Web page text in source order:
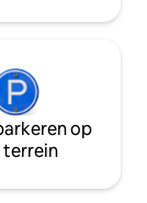
op
terrein